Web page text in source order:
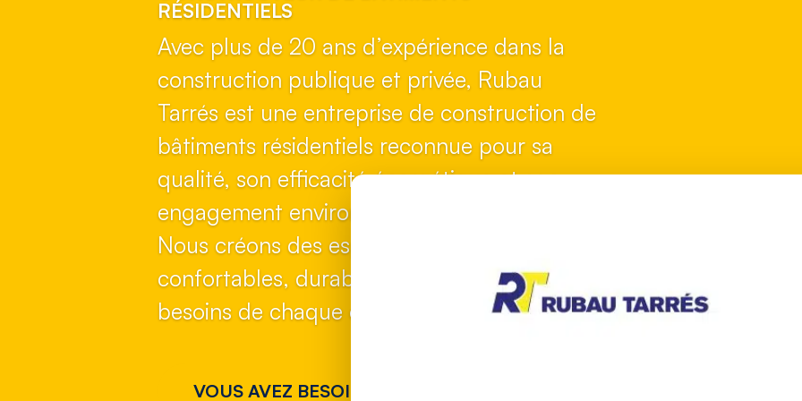
RÉSIDENTIELS
Avec plus de 20 ans d’expérience dans la
construction publique et privée, Rubau
Tarrés est une entreprise de construction de
bâtiments résidentiels reconnue pour sa
qualité, son efficacité énergétique et son
engagement environnemental.
Nous créons des espaces de vie
confortables, durables et adaptés aux
besoins de chaque client.
VOUS AVEZ BESOIN DE VOTRE PROJET